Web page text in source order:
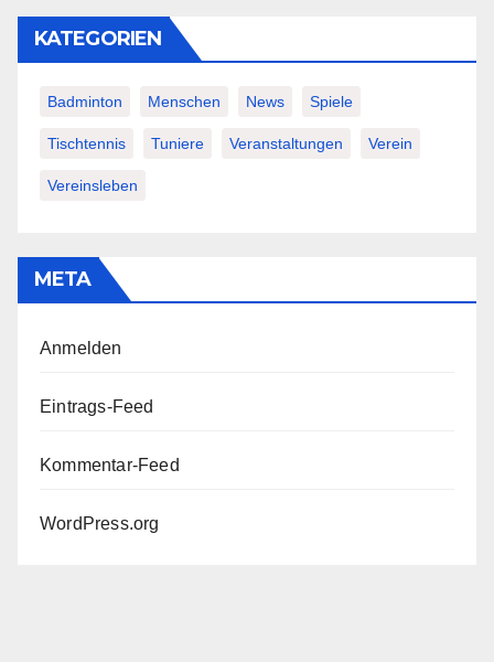
KATEGORIEN
Badminton Menschen News Spiele
Tischtennis Tuniere Veranstaltungen Verein
Vereinsleben
META
Anmelden
Eintrags-Feed
Kommentar-Feed
WordPress.org